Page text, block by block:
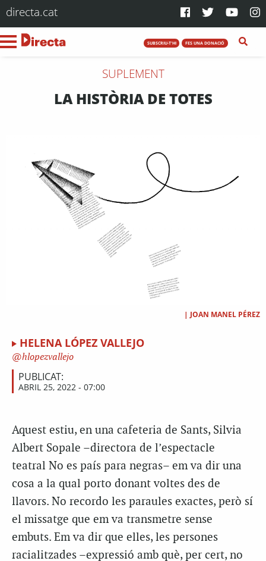
directa.cat
SUBSCRIU-T'HI FES UNA DONACIÓ
SUPLEMENT
LA HISTÒRIA DE TOTES
| JOAN MANEL PÉREZ
HELENA LÓPEZ VALLEJO
hlopezvallejo
PUBLICAT:
ABRIL 25, 2022 - 07:00
Aquest estiu, en una cafeteria de Sants, Silvia
Albert Sopale –directora de l’espectacle
teatral No es país para negras– em va dir una
cosa a la qual porto donant voltes des de
llavors. No recordo les paraules exactes, però sí
el missatge que em va transmetre sense
embuts. Em va dir que elles, les persones
racialitzades –expressió amb què, per cert, no